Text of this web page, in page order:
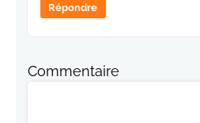
Répondre
Commentaire